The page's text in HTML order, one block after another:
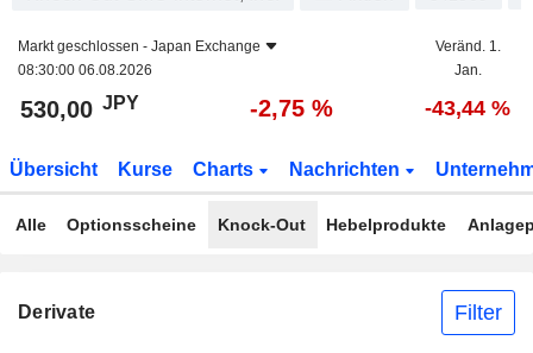
Markt geschlossen - Japan Exchange
08:30:00 06.08.2026
Veränd. 1.
Jan.
530,00 JPY -2,75 % -43,44 %
Übersicht Kurse Charts Nachrichten
Alle Optionsscheine Knock-Out Hebelprodukte
Derivate Filter